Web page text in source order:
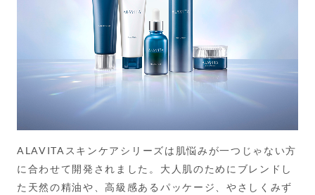
ALAVITAスキンケアシリーズは肌悩みが一つじゃない方
に合わせて開発されました。大人肌のためにブレンドし
た天然の精油や、高級感あるパッケージ、やさしくみず